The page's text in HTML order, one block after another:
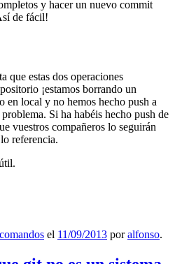
y hacer un nuevo commit
de fácil!
que estas dos operaciones
¡estamos borrando un
en local y no hemos hecho push a
Si ha habéis hecho push de
vuestros compañeros lo seguirán
referencia.
comandos el 11/09/2013 poralfonso.